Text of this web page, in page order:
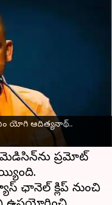
యోగి ఆదిత్యనాథ్..
పడ్డ
డీప్‌ఫేక్
ప్రమోట్
ఛానెల్ క్లిప్ నుంచి